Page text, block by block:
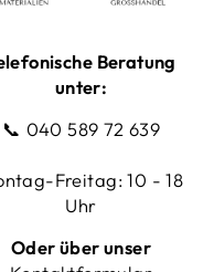
Beratung
unter:
📞 040 589 72 639
Freitag: 10 - 18
Uhr
Oder über unser